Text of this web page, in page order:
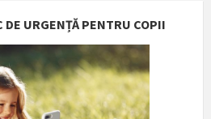
DE URGENȚĂ PENTRU COPII